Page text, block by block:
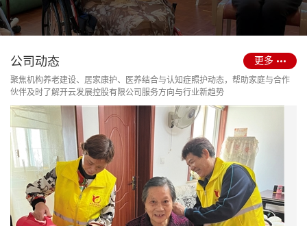
的护理服务与用药协助支持。
场景协同的长期照护支持体系。
公司动态
聚焦机构养老建设、居家康护、医养结合与认知症照护动态，帮助家庭与合作
伙伴及时了解开云发展控股有限公司服务方向与行业新趋势
更多